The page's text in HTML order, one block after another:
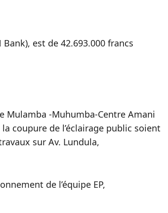
est de 42.693.000 francs
Mulamba -Muhumba-Centre Amani
coupure de l’éclairage public soient
sur Av. Lundula,
de l’équipe EP,